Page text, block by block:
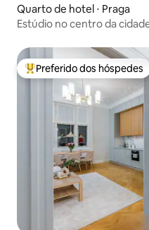
Quarto de hotel ⋅ Praga
Estúdio no centro da
Entre os melhores
Preferido dos hóspedes